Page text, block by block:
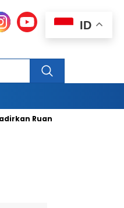
Ruang Publik Bersama
ID